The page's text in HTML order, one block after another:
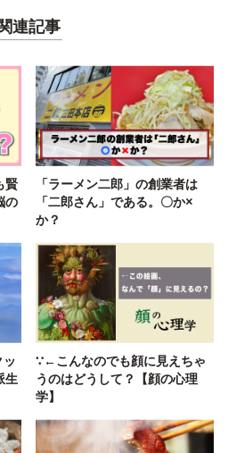
連記事
賢
の
「ラーメン二郎」の創業者は
「二郎さん」である。〇か×
か？
ッ
生
∵←こんなのでも顔に見えちゃ
うのはどうして？【顔の心理
学】